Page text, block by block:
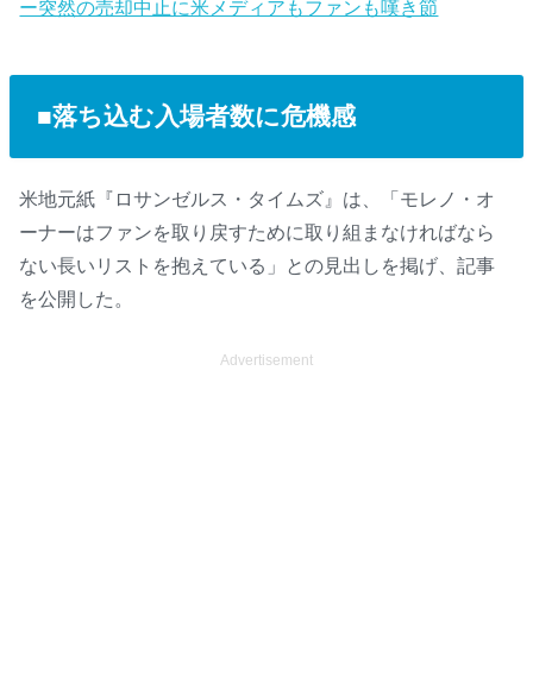
ー突然の売却中止に米メディアもファンも嘆き節
■落ち込む入場者数に危機感
米地元紙『ロサンゼルス・タイムズ』は、「モレノ・オ
ーナーはファンを取り戻すために取り組まなければなら
ない長いリストを抱えている」との見出しを掲げ、記事
を公開した。
Advertisement